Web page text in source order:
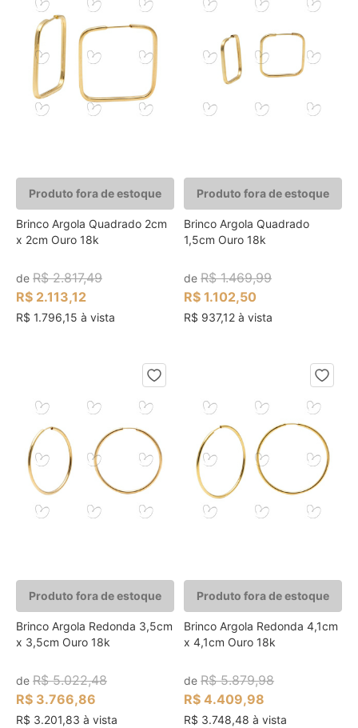
Produto fora de estoque
Brinco Argola Quadrado 2cm
x 2cm Ouro 18k
de R$ 2.817,49
R$ 2.113,12
R$ 1.796,15 à vista
Produto fora de estoque
Brinco Argola Quadrado
1,5cm Ouro 18k
deR$ 1.469,99
R$ 1.102,50
R$ 937,12 à vista
Produto fora de estoque
Brinco Argola Redonda 3,5cm
x 3,5cm Ouro 18k
de R$ 5.022,48
R$ 3.766,86
R$ 3.201,83 à vista
Produto fora de estoque
Brinco Argola Redonda 4,1cm
x 4,1cm Ouro 18k
deR$ 5.879,98
R$ 4.409,98
R$ 3.748,48 à vista